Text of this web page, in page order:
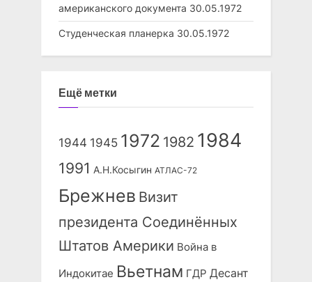
американского документа 30.05.1972
Студенческая планерка 30.05.1972
Ещё метки
1944 1945 1972 1982 1984
1991 А.Н.Косыгин АТЛАС-72
Брежнев Визит
президента Соединённых
Штатов Америки Война в
Индокитае Вьетнам ГДР Десант